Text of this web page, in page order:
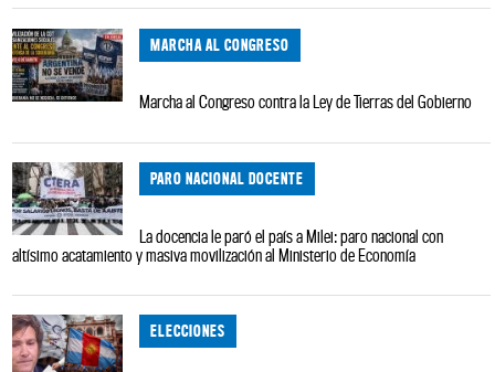
MARCHA AL CONGRESO
Marcha al Congreso contra la Ley de Tierras del Gobierno
PARO NACIONAL DOCENTE
La docencia le paró el país a Milei: paro nacional con
altísimo acatamiento y masiva movilización al Ministerio de Economía
ELECCIONES